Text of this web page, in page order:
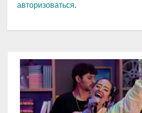
авторизоваться.